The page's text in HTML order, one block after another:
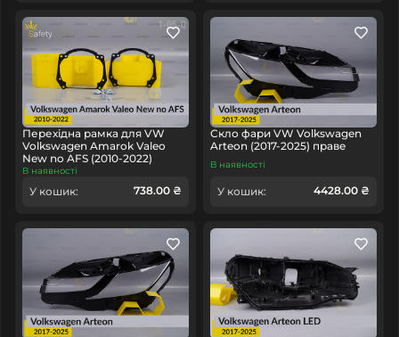
Перехідна рамка для VW
Volkswagen Amarok Valeo
New no AFS (2010-2022)
В наявності
У кошик: 738.00 ₴
Скло фари VW Volkswagen
Arteon (2017-2025) праве
В наявності
У кошик: 4428.00 ₴